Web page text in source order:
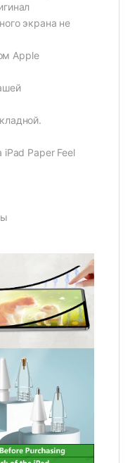
экрана не
Apple
iPad Paper Feel